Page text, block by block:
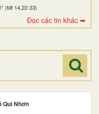
(Mt 14,22-33)
Đọc các tin khác ➥
Qui Nhơn